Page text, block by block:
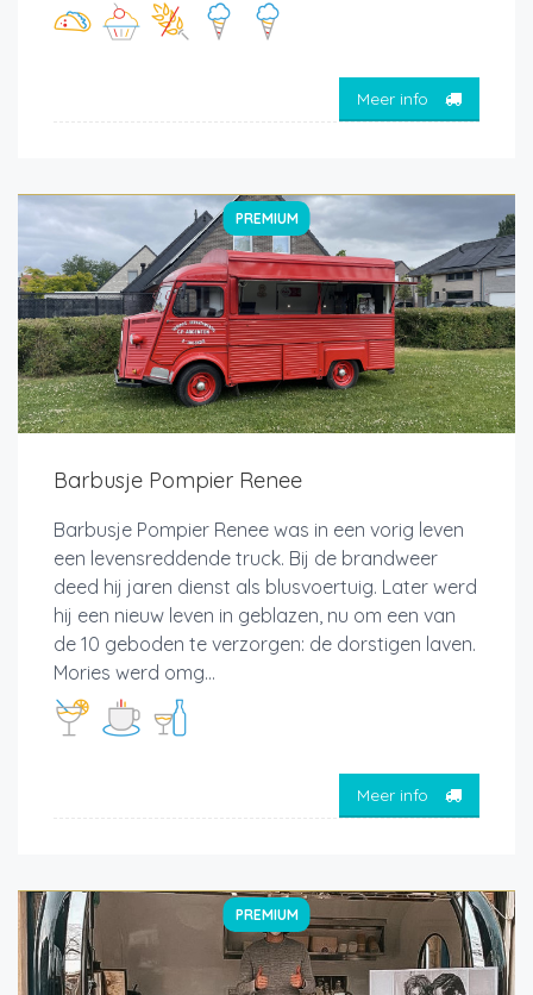
Meer info
PREMIUM
Barbusje Pompier Renee
Barbusje Pompier Renee was in een vorig leven
een levensreddende truck. Bij de brandweer
deed hij jaren dienst als blusvoertuig. Later werd
hij een nieuw leven in geblazen, nu om een van
de 10 geboden te verzorgen: de dorstigen laven.
Mories werd omg...
Meer info
PREMIUM